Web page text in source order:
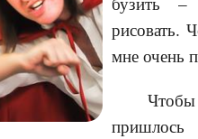
рисовать.
мне очень
Чтобы
пришлось